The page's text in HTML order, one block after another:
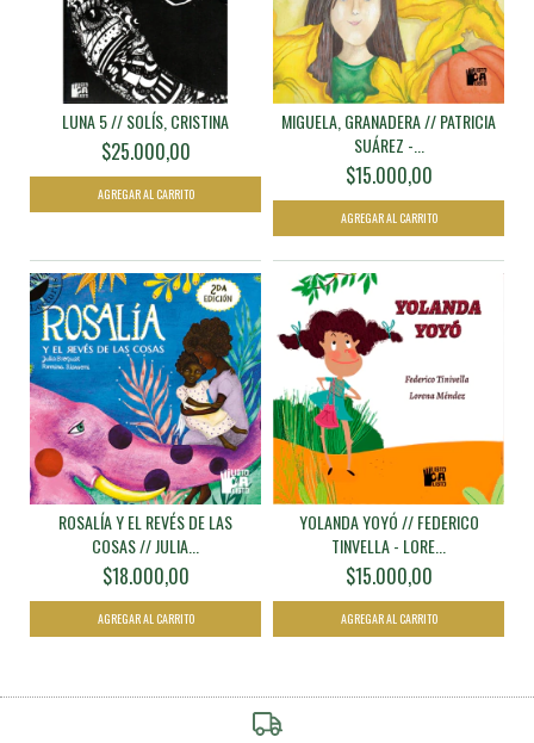
LUNA 5 // SOLÍS, CRISTINA
$25.000,00
MIGUELA, GRANADERA // PATRICIA
SUÁREZ -...
$15.000,00
ROSALÍA Y EL REVÉS DE LAS
COSAS // JULIA...
$18.000,00
YOLANDA YOYÓ // FEDERICO
TINVELLA - LORE...
$15.000,00